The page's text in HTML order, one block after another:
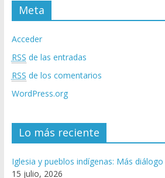
Meta
Acceder
RSS de las entradas
RSS de los comentarios
WordPress.org
Lo más reciente
Iglesia y pueblos indígenas: Más
15 julio, 2026